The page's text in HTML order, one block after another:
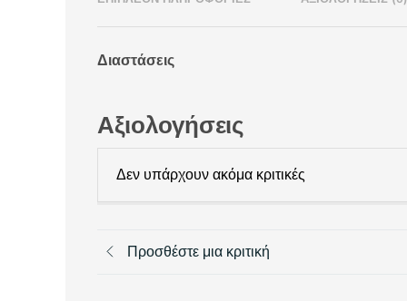
Διαστάσεις
Αξιολογήσεις
Δεν υπάρχουν ακόμα κριτικές
Προσθέστε μια κριτική